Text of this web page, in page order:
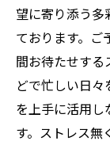
望に寄り添う多
ております。ご
間お待たせす
どで忙しい日
を上手に活用し
す。ストレス無